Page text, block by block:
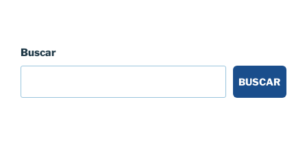
Buscar
BUSCAR